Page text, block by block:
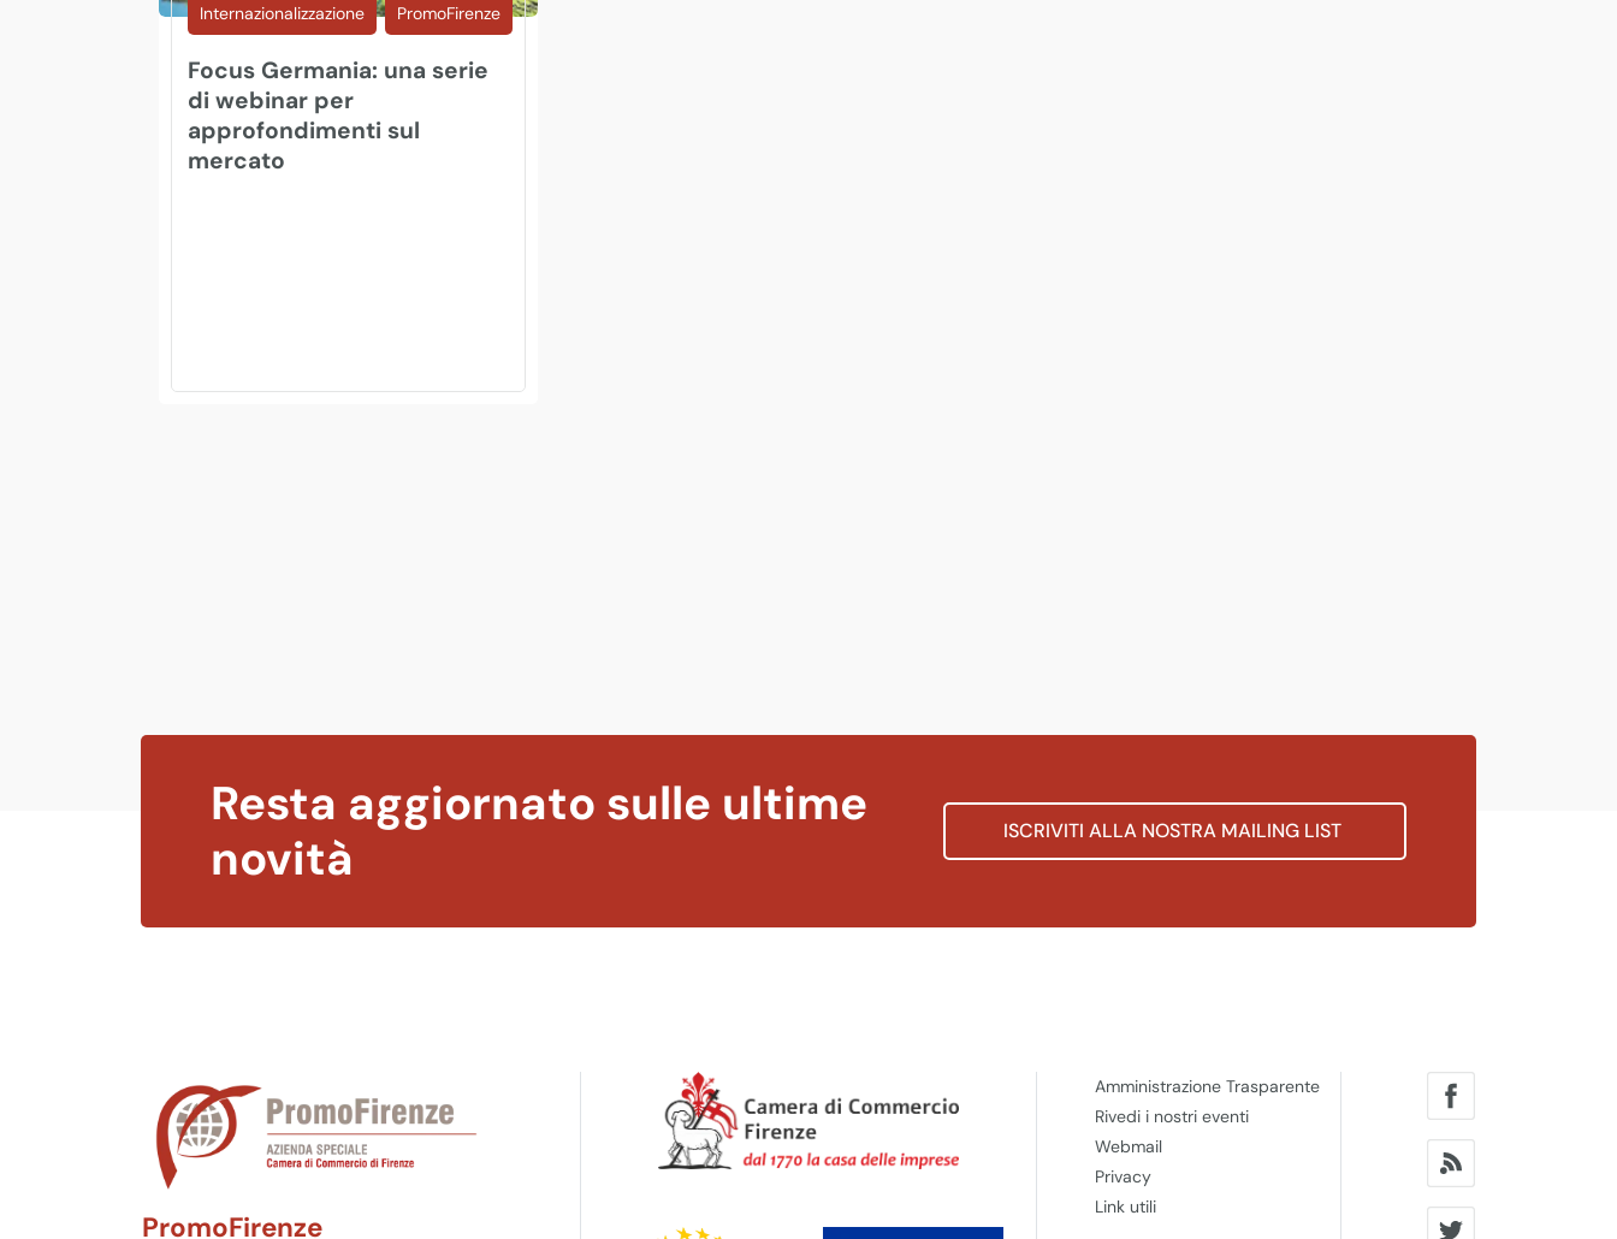
Internazionalizzazione PromoFirenze
Focus Germania: una serie
di webinar per
approfondimenti sul
mercato
Resta aggiornato sulle ultime
novità
ISCRIVITI ALLA NOSTRA MAILING LIST
PromoFirenze
Amministrazione Trasparente
Rivedi i nostri eventi
Webmail
Privacy
Link utili